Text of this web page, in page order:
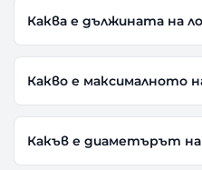
Каква е дължината на
Какво е максималното
Какъв е диаметърът